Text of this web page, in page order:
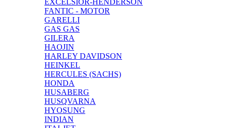
EXCELSIOR-HENDERSON
FANTIC - MOTOR
GARELLI
GAS GAS
GILERA
HAOJIN
HARLEY DAVIDSON
HEINKEL
HERCULES (SACHS)
HONDA
HUSABERG
HUSQVARNA
HYOSUNG
INDIAN